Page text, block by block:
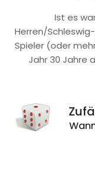
Ist es
Herren/
Spieler (oder
Jahr 30 Jahre